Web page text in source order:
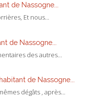
de Nassogne...
Et nous...
de Nassogne...
des autres...
de Nassogne...
dégâts , après...